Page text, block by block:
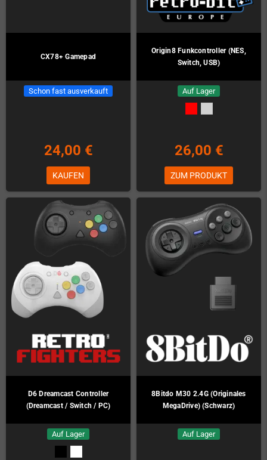
CX78+ Gamepad
Schon fast ausverkauft
24,00 €
KAUFEN
Origin8 Funkcontroller (NES,
Switch, USB)
Auf Lager
26,00 €
ZUM PRODUKT
D6 Dreamcast Controller
(Dreamcast / Switch / PC)
Auf Lager
8Bitdo M30 2.4G (Originales
MegaDrive) (Schwarz)
Auf Lager